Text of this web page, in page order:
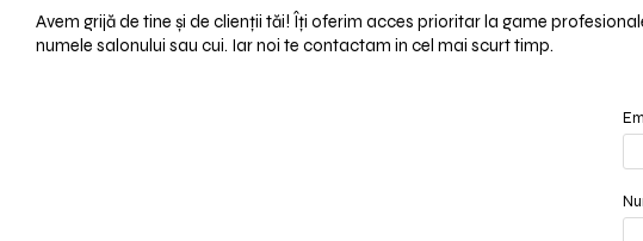
Avem grijă de tine și de clienții tăi! Îți oferim acces prioritar la game
numele salonului sau cui. Iar noi te contactam in cel mai scurt timp.